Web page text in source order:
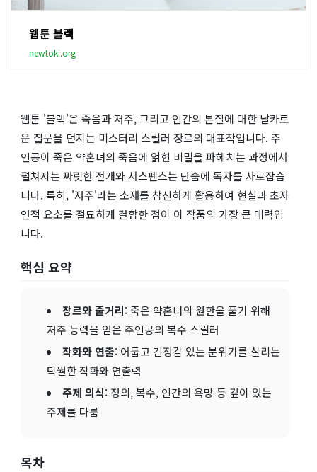
웹툰 블랙
newtoki.org
웹툰 '블랙'은 죽음과 저주, 그리고 인간의 본질에 대한 날카로
운 질문을 던지는 미스터리 스릴러 장르의 대표작입니다. 주
인공이 죽은 약혼녀의 죽음에 얽힌 비밀을 파헤치는 과정에서
펼쳐지는 짜릿한 전개와 서스펜스는 단숨에 독자를 사로잡습
니다. 특히, '저주'라는 소재를 참신하게 활용하여 현실과 초자
연적 요소를 절묘하게 결합한 점이 이 작품의 가장 큰 매력입
니다.
핵심 요약
장르와 줄거리: 죽은 약혼녀의 원한을 풀기 위해
저주 능력을 얻은 주인공의 복수 스릴러
작화와 연출: 어둡고 긴장감 있는 분위기를 살리는
탁월한 작화와 연출력
주제 의식: 정의, 복수, 인간의 욕망 등 깊이 있는
주제를 다룸
목차